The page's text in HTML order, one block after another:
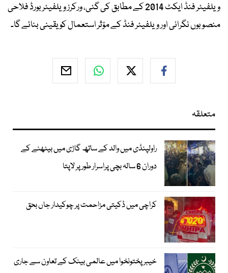
ویلفیئر فنڈ ایکٹ 2014 کے مطابق کی گئی، ورکرز ویلفیئر بورڈ فلاحی
منصوبوں نگرانی اور ویلفیئر فنڈ کے مؤثر استعمال کو یقینی بنائے گا۔
متعلقہ
راولپنڈی میں والد کے ساتھ گاڑی میں بیٹھنے کے
دوران 6 سالہ بچی پراسرار طور پر لاپتا
کراچی میں ڈکیتی مزاحمت پر چوکیدار جاں بحق
خیبرپختونخوا میں عالمی بینک کے تعاون سے جاری